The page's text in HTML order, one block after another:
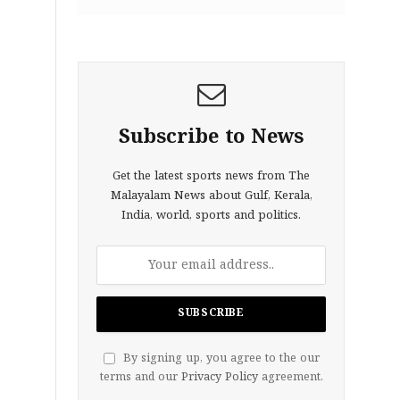
Subscribe to News
Get the latest sports news from The
Malayalam News about Gulf, Kerala,
India, world, sports and politics.
By signing up, you agree to the our
terms and our Privacy Policyagreement.